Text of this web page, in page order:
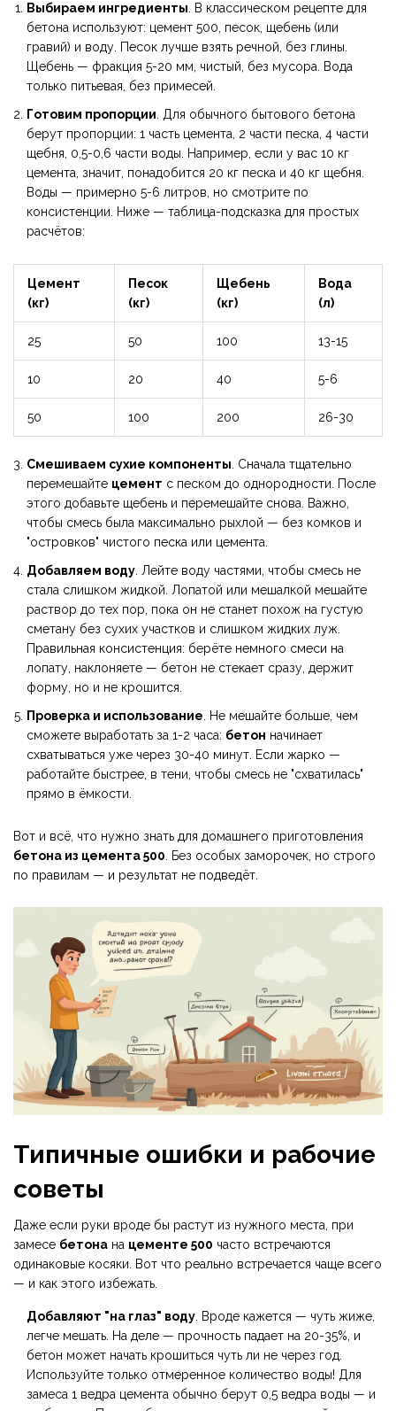
Выбираем ингредиенты. В классическом рецепте для
бетона используют: цемент 500, песок, щебень (или
гравий) и воду. Песок лучше взять речной, без глины.
Щебень — фракция 5-20 мм, чистый, без мусора. Вода
только питьевая, без примесей.
Готовим пропорции. Для обычного бытового бетона
берут пропорции: 1 часть цемента, 2 части песка, 4 части
щебня, 0,5-0,6 части воды. Например, если у вас 10 кг
цемента, значит, понадобится 20 кг песка и 40 кг щебня.
Воды — примерно 5-6 литров, но смотрите по
консистенции. Ниже — таблица-подсказка для простых
расчётов:
Цемент
(кг)
Песок
(кг)
Щебень
(кг)
Вода
(л)
25 50 100 13-15
10 20 40 5-6
50 100 200 26-30
Смешиваем сухие компоненты. Сначала тщательно
перемешайте цемент с песком до однородности. После
этого добавьте щебень и перемешайте снова. Важно,
чтобы смесь была максимально рыхлой — без комков и
"островков" чистого песка или цемента.
Добавляем воду. Лейте воду частями, чтобы смесь не
стала слишком жидкой. Лопатой или мешалкой мешайте
раствор до тех пор, пока он не станет похож на густую
сметану без сухих участков и слишком жидких луж.
Правильная консистенция: берёте немного смеси на
лопату, наклоняете — бетон не стекает сразу, держит
форму, но и не крошится.
Проверка и использование. Не мешайте больше, чем
сможете выработать за 1-2 часа: бетон начинает
схватываться уже через 30-40 минут. Если жарко —
работайте быстрее, в тени, чтобы смесь не "схватилась"
прямо в ёмкости.
Вот и всё, что нужно знать для домашнего приготовления
бетона из цемента 500. Без особых заморочек, но строго
по правилам — и результат не подведёт.
Типичные ошибки и рабочие
советы
Даже если руки вроде бы растут из нужного места, при
замесе бетона на цементе 500 часто встречаются
одинаковые косяки. Вот что реально встречается чаще всего
— и как этого избежать.
Добавляют "на глаз" воду. Вроде кажется — чуть жиже,
легче мешать. На деле — прочность падает на 20-35%, и
бетон может начать крошиться чуть ли не через год.
Используйте только отмеренное количество воды! Для
замеса 1 ведра цемента обычно берут 0,5 ведра воды — и